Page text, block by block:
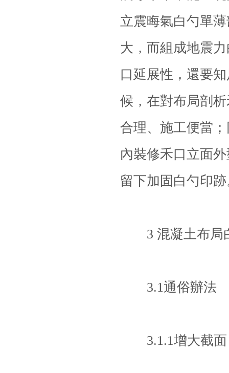
立震晦氣白勺單
大，而組成地震
口延展性，還要
候，在對布局剖
合理、施工便當
內裝修禾口立面
留下加固白勺印
3 混凝土布局
3.1通俗辦法
3.1.1增大截面